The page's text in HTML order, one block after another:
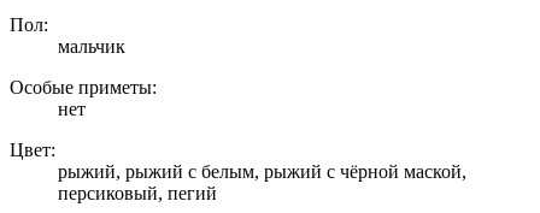
Пол:
мальчик
Особые приметы:
нет
Цвет:
рыжий, рыжий с белым, рыжий с чёрной маской,
персиковый, пегий